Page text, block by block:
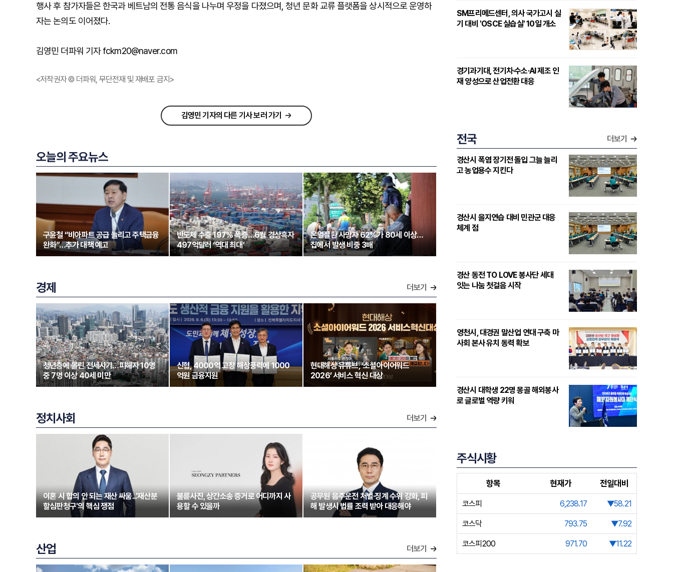
행사 후 참가자들은 한국과 베트남의 전통 음식을 나누며 우정을 다졌으며, 청년 문화 교류 플랫폼을 상시적으로 운영하
자는 논의도 이어졌다.
김영민 더파워 기자 fckm20@naver.com
<저작권자 © 더파워, 무단전재 및 재배포 금지>
김영민 기자의 다른 기사 보러 가기
오늘의 주요뉴스
구윤철 “비아파트 공급 늘리고 주택금융
완화”…추가 대책 예고
반도체 수출 197% 폭증…6월 경상흑자
497억달러 ‘역대 최대’
온열질환 사망자 62%가 80세 이상…
집에서 발생 비중 3배
경제 더보기
청년층에 몰린 전세사기…피해자 10명
중 7명 이상 40세 미만
신협, 4000억 고창 해상풍력에 1000
억원 금융지원
현대해상 유튜브, ‘소셜아이어워드
2026’ 서비스 혁신 대상
정치사회 더보기
이혼 시 합의 안 되는 재산 싸움...'재산분
할심판청구'의 핵심 쟁점
불륜사진, 상간소송 증거로 어디까지 사
용할 수 있을까
공무원 음주운전 처벌·징계 수위 강화, 피
해 발생시 법률 조력 받아 대응해야
산업 더보기
SM프리메드센터, 의사 국가고시 실
기 대비 'OSCE 실습실' 10일 개소
경기과기대, 전기차·수소·AI 제조 인
재 양성으로 산업전환 대응
전국 더보기
경산시 폭염 장기전 돌입 그늘 늘리
고 농업용수 지킨다
경산시 을지연습 대비 민관군 대응
체계 점
경산 동전 TO LOVE 봉사단 세대
잇는 나눔 첫걸음 시작
영천시, 대경권 말산업 연대 구축 마
사회 본사 유치 동력 확보
경산시 대학생 22명 몽골 해외봉사
로 글로벌 역량 키워
주식시황
항목 현재가 전일대비
코스피 6,238.17 ▼58.21
코스닥 793.75 ▼7.92
코스피200 971.70 ▼11.22